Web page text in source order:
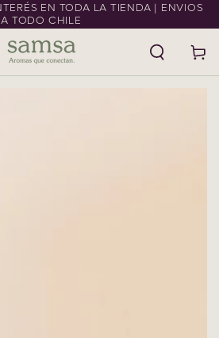
EN TODA LA TIENDA | ENVIOS
A TODO CHILE
Carrito